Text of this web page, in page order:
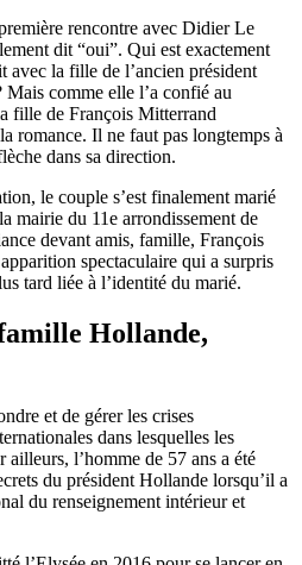
rencontre avec Didier Le
dit “oui”. Qui est exactement
avec la fille de l’ancien président
comme elle l’a confié au
fille de François Mitterrand
romance. Il ne faut pas longtemps à
dans sa direction.
le couple s’est finalement marié
mairie du 11e arrondissement de
devant amis, famille, François
spectaculaire qui a surpris
tard liée à l’identité du marié.
Hollande,
et de gérer les crises
dans lesquelles les
l’homme de 57 ans a été
du président Hollande lorsqu’il a
du renseignement intérieur et